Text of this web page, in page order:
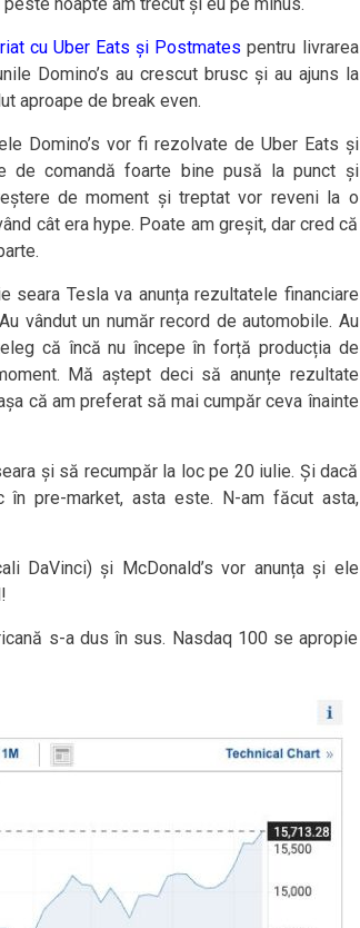
cu Uber Eats și Postmates pentru livrarea
Domino’s au crescut brusc și au ajuns la
aproape de break even.
Domino’s vor fi rezolvate de Uber Eats și
de comandă foarte bine pusă la punct și
de moment și treptat vor reveni la o
cât era hype. Poate am greșit, dar cred că
Tesla va anunța rezultatele financiare
vândut un număr record de automobile. Au
că încă nu începe în forță producția de
Mă aștept deci să anunțe rezultate
că am preferat să mai cumpăr ceva înainte
și să recumpăr la loc pe 20 iulie. Și dacă
pre-market, asta este. N-am făcut asta,
DaVinci) și McDonald’s vor anunța și ele
s-a dus în sus. Nasdaq 100 se apropie